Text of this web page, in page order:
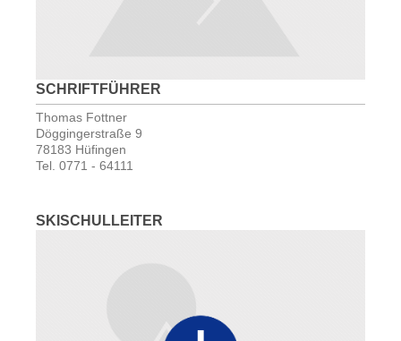
SCHRIFTFÜHRER
Thomas Fottner
Döggingerstraße 9
78183 Hüfingen
Tel. 0771 - 64111
SKISCHULLEITER